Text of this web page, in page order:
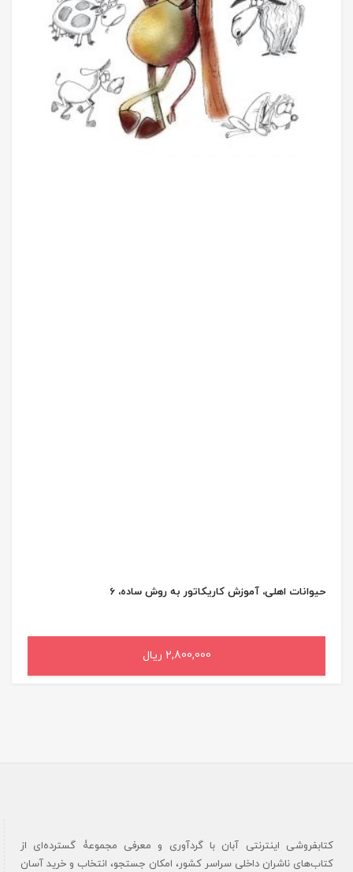
حیوانات اهلی، آموزش کاریکاتور به روش ساده، 6
2,800,000 ریال
افزودن به سبد خرید
کتابفروشی اینترنتی آبان با گردآوری و معرفی مجموعۀ گسترده‌ای از
کتاب‌های ناشران داخلی سراسر کشور، امکان جستجو، انتخاب و خرید آسان